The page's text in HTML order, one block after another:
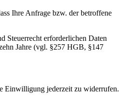
Ihre Anfrage bzw. der betroffene
Steuerrecht erforderlichen Daten
Jahre (vgl. §257 HGB, §147
Einwilligung jederzeit zu widerrufen.